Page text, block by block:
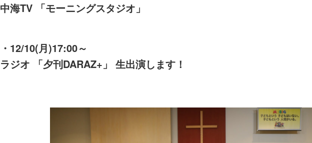
中海TV 「モーニングスタジオ」
・12/10(月)17:00～
ラジオ 「夕刊DARAZ+」 生出演します！